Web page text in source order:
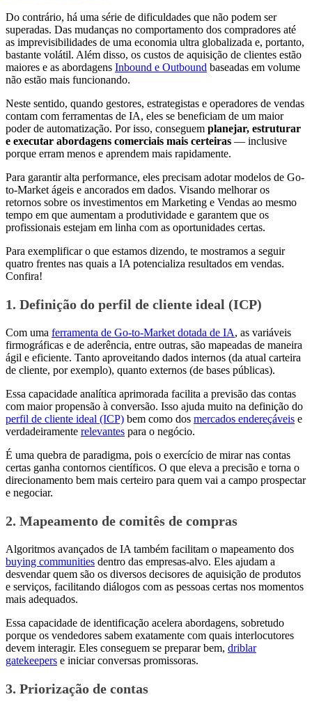
Do contrário, há uma série de dificuldades que não podem ser
superadas. Das mudanças no comportamento dos compradores até
as imprevisibilidades de uma economia ultra globalizada e, portanto,
bastante volátil. Além disso, os custos de aquisição de clientes estão
maiores e as abordagens Inbound e Outbound baseadas em volume
não estão mais funcionando.
Neste sentido, quando gestores, estrategistas e operadores de vendas
contam com ferramentas de IA, eles se beneficiam de um maior
poder de automatização. Por isso, conseguem planejar, estruturar
e executar abordagens comerciais mais certeiras — inclusive
porque erram menos e aprendem mais rapidamente.
Para garantir alta performance, eles precisam adotar modelos de Go-
to-Market ágeis e ancorados em dados. Visando melhorar os
retornos sobre os investimentos em Marketing e Vendas ao mesmo
tempo em que aumentam a produtividade e garantem que os
profissionais estejam em linha com as oportunidades certas.
Para exemplificar o que estamos dizendo, te mostramos a seguir
quatro frentes nas quais a IA potencializa resultados em vendas.
Confira!
1. Definição do perfil de cliente ideal (ICP)
Com uma ferramenta de Go-to-Market dotada de IA, as variáveis
firmográficas e de aderência, entre outras, são mapeadas de maneira
ágil e eficiente. Tanto aproveitando dados internos (da atual carteira
de cliente, por exemplo), quanto externos (de bases públicas).
Essa capacidade analítica aprimorada facilita a previsão das contas
com maior propensão à conversão. Isso ajuda muito na definição do
perfil de cliente ideal (ICP) bem como dos mercados endereçáveis e
verdadeiramente relevantes para o negócio.
É uma quebra de paradigma, pois o exercício de mirar nas contas
certas ganha contornos científicos. O que eleva a precisão e torna o
direcionamento bem mais certeiro para quem vai a campo prospectar
e negociar.
2. Mapeamento de comitês de compras
Algoritmos avançados de IA também facilitam o mapeamento dos
buying communities dentro das empresas-alvo. Eles ajudam a
desvendar quem são os diversos decisores de aquisição de produtos
e serviços, facilitando diálogos com as pessoas certas nos momentos
mais adequados.
Essa capacidade de identificação acelera abordagens, sobretudo
porque os vendedores sabem exatamente com quais interlocutores
devem interagir. Eles conseguem se preparar bem, driblar
gatekeepers e iniciar conversas promissoras.
3. Priorização de contas